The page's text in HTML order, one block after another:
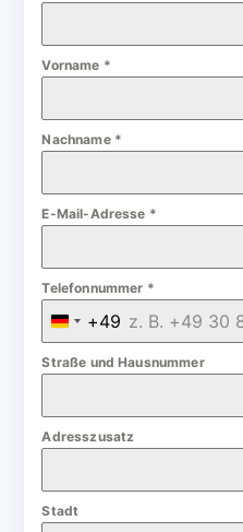
Vorname *
Nachname *
E-Mail-Adresse *
Telefonnummer *
G
e
m
a
y
+49
Straße und Hausnummer
Adresszusatz
Stadt